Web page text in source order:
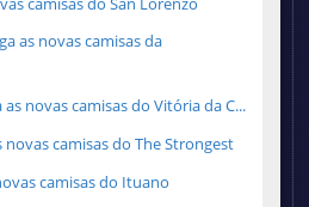
as novas camisas da
novas camisas do Vitória da C...
camisas do The Strongest
camisas do Ituano